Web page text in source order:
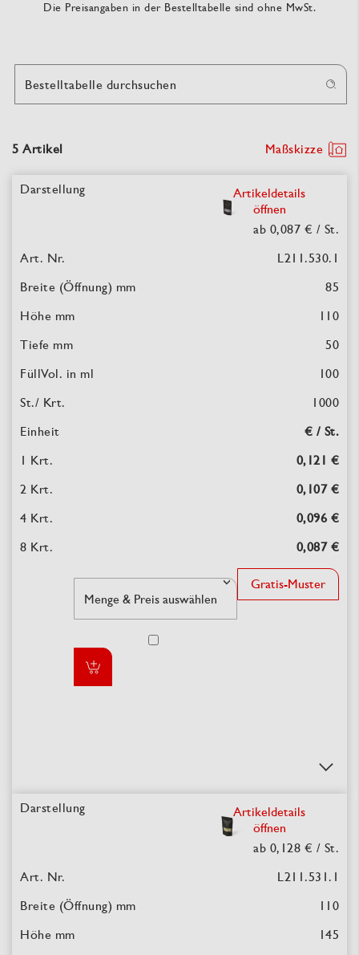
Die Preisangaben in der Bestelltabelle sind ohne MwSt.
5 Artikel Maßskizze
Bestelltabelle durchsuchen
Artikeldetails
öffnen
ab 0,087 € / St.
L211.530.1
85
110
50
100
1000
€ / St.
0,121 €
0,107 €
0,096 €
0,087 €
Gratis-Muster
Artikeldetails
öffnen
ab 0,128 € / St.
L211.531.1
110
145